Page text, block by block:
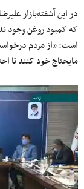
در این آشفته‌بازار
که کمبود روغن وجود
است: «از مردم
مایحتاج خود کنند تا